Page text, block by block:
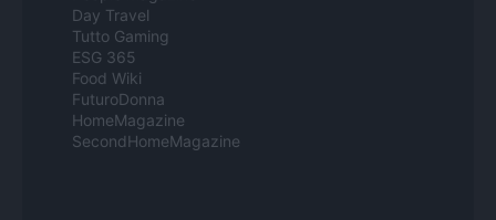
Day Travel
Tutto Gaming
ESG 365
Food Wiki
FuturoDonna
HomeMagazine
SecondHomeMagazine